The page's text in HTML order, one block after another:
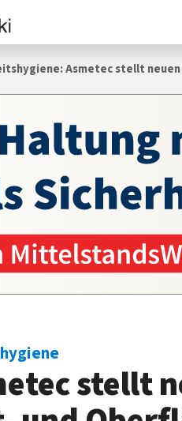
Asmetec stellt
stellt